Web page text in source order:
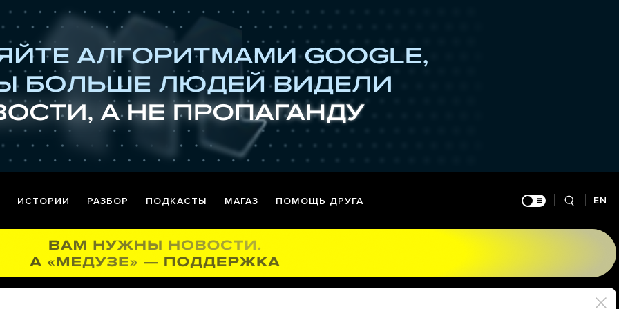
ИСТОРИИ РАЗБОР ПОДКАСТЫ МАГАЗ ПОМОЩЬ ДРУГА EN